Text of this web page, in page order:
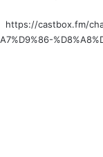
(https://castbox.fm/